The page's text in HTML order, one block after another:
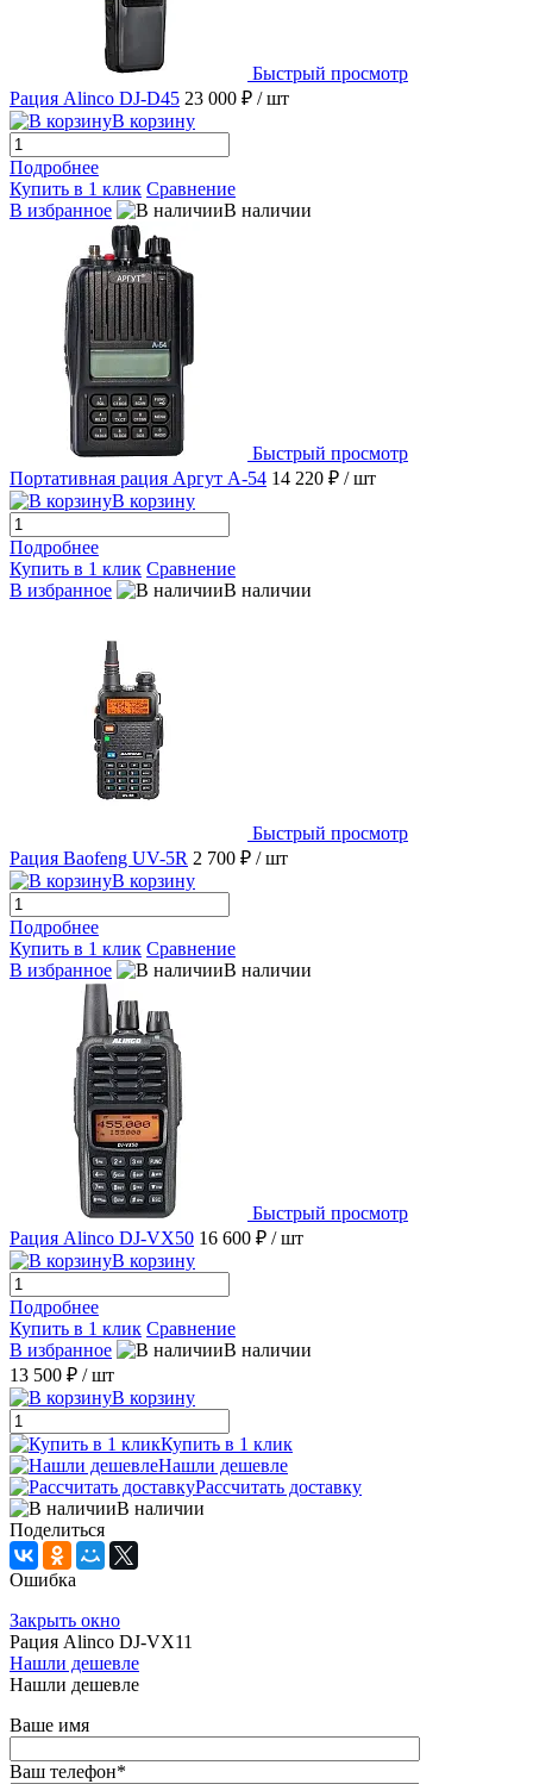
Быстрый просмотр
Рация Alinco DJ-D45 23 000 ₽ / шт
В корзину
Подробнее
Купить в 1 клик Сравнение
В избранное
В наличии
Быстрый просмотр
Портативная рация Аргут А-54 14 220 ₽ / шт
В корзину
Подробнее
Купить в 1 клик Сравнение
В избранное
В наличии
Быстрый просмотр
Рация Baofeng UV-5R 2 700 ₽ / шт
В корзину
Подробнее
Купить в 1 клик Сравнение
В избранное
В наличии
Быстрый просмотр
Рация Alinco DJ-VX50 16 600 ₽ / шт
В корзину
Подробнее
Купить в 1 клик Сравнение
В избранное
В наличии
13 500 ₽ / шт
В корзину
Купить в 1 клик
Нашли дешевле
Рассчитать доставку
В наличии
Поделиться
Ошибка
Закрыть окно
Рация Alinco DJ-VX11
Нашли дешевле
Нашли дешевле
Ваше имя
Ваш телефон*